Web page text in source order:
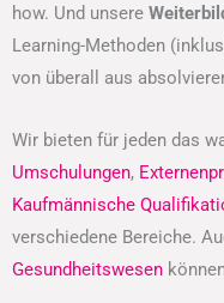
how. Und unsere
Learning-Methoden
von überall aus
Wir bieten für jeden das
Umschulungen,
Kaufmännische
verschiedene Bereiche.
Gesundheitswesen